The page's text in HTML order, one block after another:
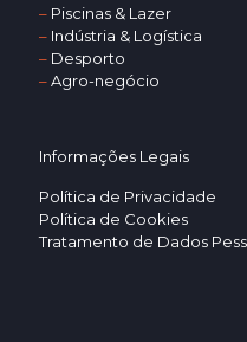
– Piscinas & Lazer
– Indústria & Logística
– Desporto
–Agro-negócio
Informações Legais
Política de Privacidade
Política de Cookies
Tratamento de Dados